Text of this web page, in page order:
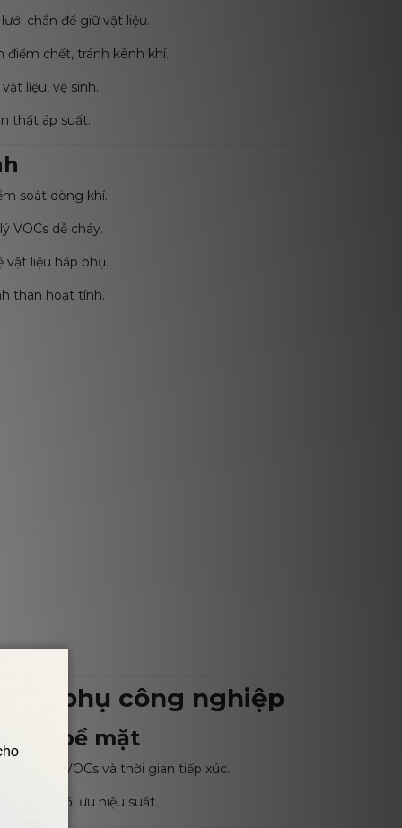
chắn để giữ vật liệu.
điểm chết, tránh kênh khí.
liệu, vệ sinh.
thất áp suất.
soát dòng khí.
VOCs dễ cháy.
vật liệu hấp phụ.
than hoạt tính.
phụ công nghiệp
tích bề mặt
nồng độ VOCs và thời gian tiếp xúc.
đều, tối ưu hiệu suất.